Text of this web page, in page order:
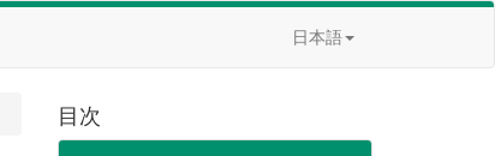
日本語
目次